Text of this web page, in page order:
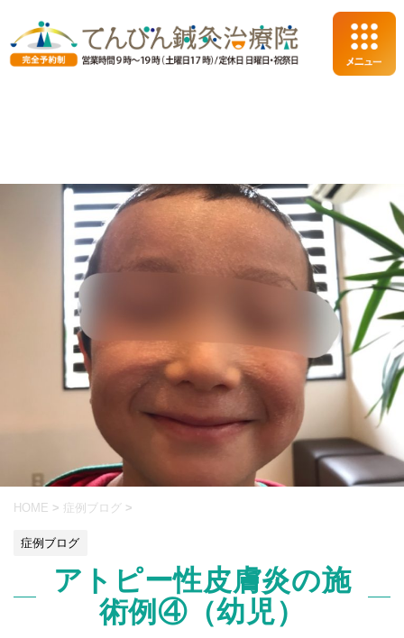
HOME > 症例ブログ >
症例ブログ
アトピー性皮膚炎の施
術例④（幼児）